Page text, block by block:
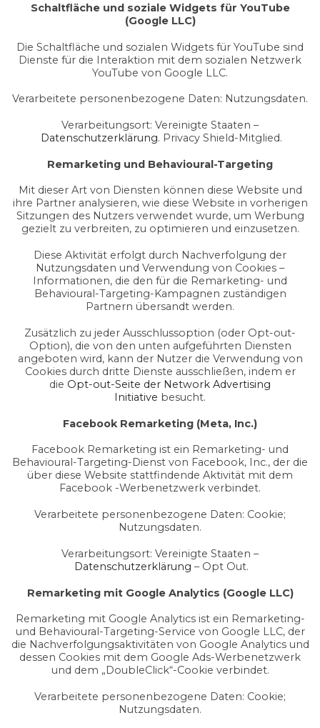
Schaltfläche und soziale Widgets für YouTube
(Google LLC)
Die Schaltfläche und sozialen Widgets für YouTube sind
Dienste für die Interaktion mit dem sozialen Netzwerk
YouTube von Google LLC.
Verarbeitete personenbezogene Daten: Nutzungsdaten.
Verarbeitungsort: Vereinigte Staaten –
Datenschutzerklärung. Privacy Shield-Mitglied.
Remarketing und Behavioural-Targeting
Mit dieser Art von Diensten können diese Website und
ihre Partner analysieren, wie diese Website in vorherigen
Sitzungen des Nutzers verwendet wurde, um Werbung
gezielt zu verbreiten, zu optimieren und einzusetzen.
Diese Aktivität erfolgt durch Nachverfolgung der
Nutzungsdaten und Verwendung von Cookies –
Informationen, die den für die Remarketing- und
Behavioural-Targeting-Kampagnen zuständigen
Partnern übersandt werden.
Zusätzlich zu jeder Ausschlussoption (oder Opt-out-
Option), die von den unten aufgeführten Diensten
angeboten wird, kann der Nutzer die Verwendung von
Cookies durch dritte Dienste ausschließen, indem er
die Opt-out-Seite der Network Advertising
Initiative besucht.
Facebook Remarketing (Meta, Inc.)
Facebook Remarketing ist ein Remarketing- und
Behavioural-Targeting-Dienst von Facebook, Inc., der die
über diese Website stattfindende Aktivität mit dem
Facebook -Werbenetzwerk verbindet.
Verarbeitete personenbezogene Daten: Cookie;
Nutzungsdaten.
Verarbeitungsort: Vereinigte Staaten –
Datenschutzerklärung – Opt Out.
Remarketing mit Google Analytics (Google LLC)
Remarketing mit Google Analytics ist ein Remarketing-
und Behavioural-Targeting-Service von Google LLC, der
die Nachverfolgungsaktivitäten von Google Analytics und
dessen Cookies mit dem Google Ads-Werbenetzwerk
und dem „DoubleClick“-Cookie verbindet.
Verarbeitete personenbezogene Daten: Cookie;
Nutzungsdaten.